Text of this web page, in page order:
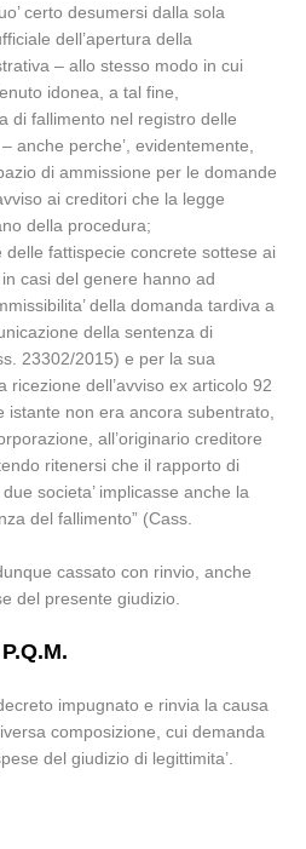
certo desumersi dalla sola
dell’apertura della
– allo stesso modo in cui
idonea, a tal fine,
di fallimento nel registro delle
anche perche’, evidentemente,
di ammissione per le domande
ai creditori che la legge
della procedura;
delle fattispecie concrete sottese ai
casi del genere hanno ad
della domanda tardiva a
della sentenza di
23302/2015) e per la sua
ricezione dell’avviso ex articolo 92
istante non era ancora subentrato,
all’originario creditore
ritenersi che il rapporto di
societa’ implicasse anche la
del fallimento” (Cass.
cassato con rinvio, anche
del presente giudizio.
P.Q.M.
impugnato e rinvia la causa
composizione, cui demanda
del giudizio di legittimita’.